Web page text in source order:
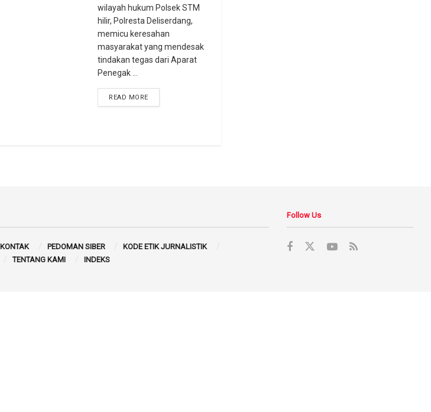
wilayah hukum Polsek STM
hilir, Polresta Deliserdang,
memicu keresahan
masyarakat yang mendesak
tindakan tegas dari Aparat
Penegak ...
READ MORE
KONTAK PEDOMAN SIBER
KODE ETIK JURNALISTIK
TENTANG KAMI INDEKS
Follow Us